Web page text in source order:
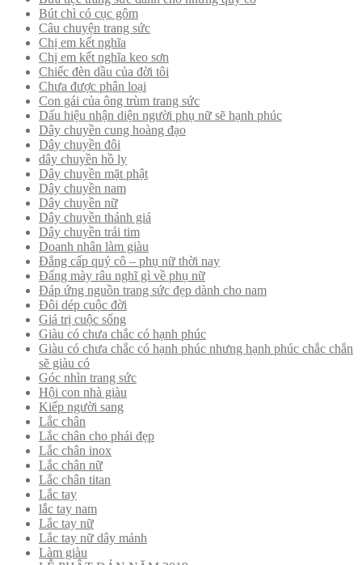
Bút chì có cục gôm
Câu chuyện trang sức
Chị em kết nghĩa
Chị em kết nghĩa keo sơn
Chiếc đèn dầu của đời tôi
Chưa được phân loại
Con gái của ông trùm trang sức
Dấu hiệu nhận diện người phụ nữ sẽ hạnh phúc
Dây chuyền cung hoàng đạo
Dây chuyền đôi
dây chuyền hồ ly
Dây chuyền mặt phật
Dây chuyền nam
Dây chuyền nữ
Dây chuyền thánh giá
Dây chuyền trái tim
Doanh nhân làm giàu
Đẳng cấp quý cô – phụ nữ thời nay
Đấng mày râu nghĩ gì về phụ nữ
Đáp ứng nguồn trang sức đẹp dành cho nam
Đôi dép cuộc đời
Giá trị cuộc sống
Giàu có chưa chắc có hạnh phúc
Giàu có chưa chắc có hạnh phúc nhưng hạnh phúc chắc chắn
sẽ giàu có
Góc nhìn trang sức
Hội con nhà giàu
Kiếp người sang
Lắc chân
Lắc chân cho phái đẹp
Lắc chân inox
Lắc chân nữ
Lắc chân titan
Lắc tay
lắc tay nam
Lắc tay nữ
Lắc tay nữ dây mảnh
Làm giàu